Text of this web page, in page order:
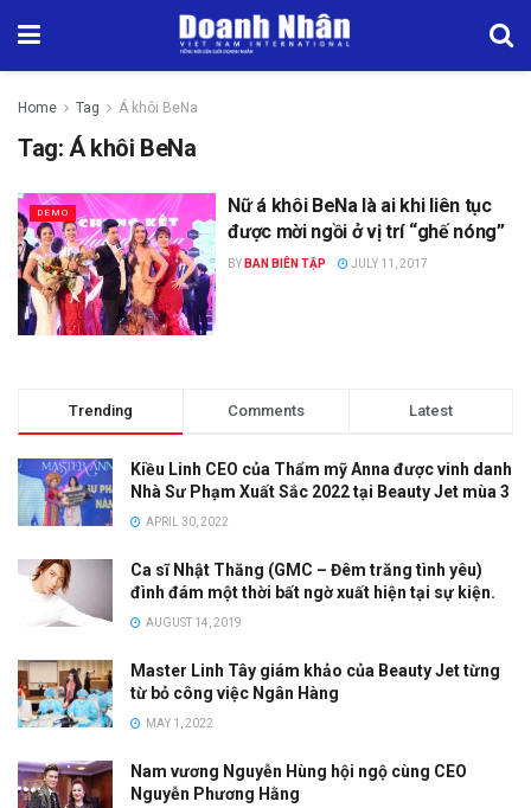
Home Tag Á khôi BeNa
Tag: Á khôi BeNa
DEMO
Nữ á khôi BeNa là ai khi liên tục
được mời ngồi ở vị trí “ghế nóng”
BY BAN BIÊN TẬP JULY 11, 2017
Trending Comments Latest
Kiều Linh CEO của Thẩm mỹ Anna được vinh danh
Nhà Sư Phạm Xuất Sắc 2022 tại Beauty Jet mùa 3
APRIL 30, 2022
Ca sĩ Nhật Thăng (GMC – Đêm trăng tình yêu)
đình đám một thời bất ngờ xuất hiện tại sự kiện.
AUGUST 14, 2019
Master Linh Tây giám khảo của Beauty Jet từng
từ bỏ công việc Ngân Hàng
MAY 1, 2022
Nam vương Nguyễn Hùng hội ngộ cùng CEO
Nguyễn Phương Hằng